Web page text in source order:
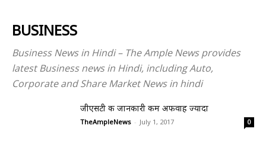
BUSINESS
Business News in Hindi – The Ample News provides
latest Business news in Hindi, including Auto,
Corporate and Share Market News in hindi
जीएसटी की जानकारी कम अफवाह ज्यादा
TheAmpleNews - July 1, 2017 0